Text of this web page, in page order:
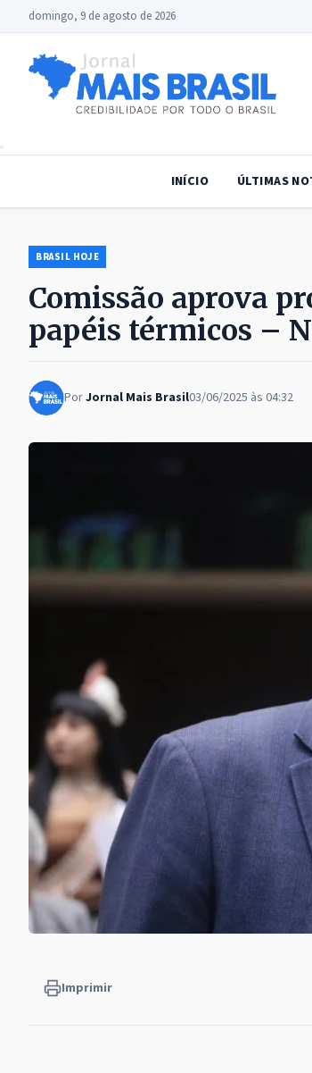
domingo, 9 de agosto de 2026
INÍCIO ÚLTIMAS
BRASIL HOJE
Comissão aprova
papéis térmicos –
PorJornal Mais Brasil03/06/2025 às 04:32
Imprimir